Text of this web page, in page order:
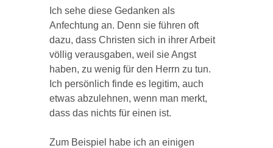
Ich sehe diese Gedanken als
Anfechtung an. Denn sie führen oft
dazu, dass Christen sich in ihrer Arbeit
völlig verausgaben, weil sie Angst
haben, zu wenig für den Herrn zu tun.
Ich persönlich finde es legitim, auch
etwas abzulehnen, wenn man merkt,
dass das nichts für einen ist.
Zum Beispiel habe ich an einigen